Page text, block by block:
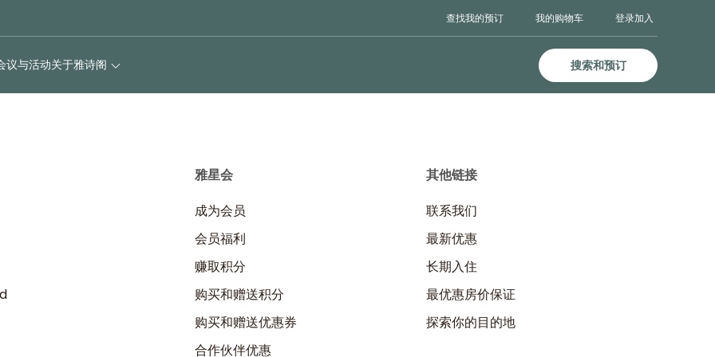
查找我的预订 我的购物车 登录加入
搜索和预订
议与活动关于雅诗阁
雅星会
成为会员
会员福利
赚取积分
购买和赠送积分
购买和赠送优惠券
合作伙伴优惠
其他链接
联系我们
最新优惠
长期入住
最优惠房价保证
探索你的目的地